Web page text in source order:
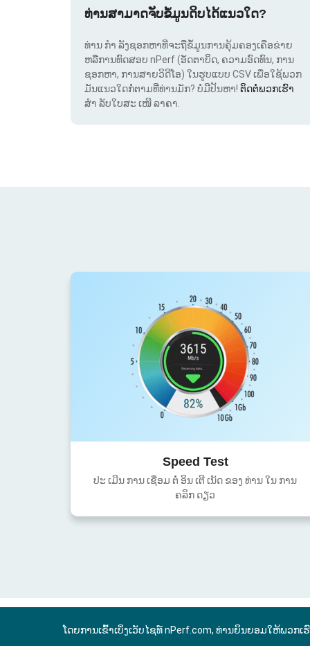
ທ່ານສາມາດຈັບຂໍ້ມູນດິບໄດ້ແນວໃດ?
ທ່ານ ກຳ ລັງຊອກຫາທີ່ຈະຖືຂໍ້ມູນການຄຸ້ມຄອງເຄືອຂ່າຍ
ຫລືການທົດສອບ nPerf (ອັດຕາບິດ, ຄວາມອົດທົນ, ການ
ຊອກຫາ, ການສາຍວິດີໂອ) ໃນຮູບແບບ CSV ເພື່ອໃຊ້ພວກ
ມັນແນວໃດກໍ່ຕາມທີ່ທ່ານມັກ? ບໍ່ມີປັນຫາ! ຕິດຕໍ່ພວກເຮົາ
ສຳ ລັບໃບສະ ເໜີ ລາຄາ.
Speed Test
ປະ ເມີນ ການ ເຊື່ອມ ຕໍ່ ອິນ ເຕີ ເນັດ ຂອງ ທ່ານ ໃນ ການ
ຄລິກ ດຽວ
ໂດຍການເຂົ້າເບິ່ງເວັບໄຊທ໌ nPerf.com, ທ່ານຍິນຍອມໃຫ້ພວກເ